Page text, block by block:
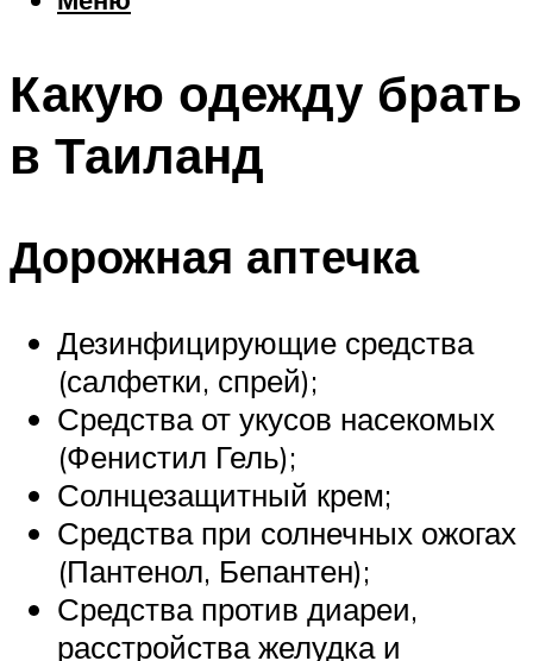
Шоппинг
Что посетить
Какую одежду брать
в Таиланд
Дорожная аптечка
Дезинфицирующие средства
(салфетки, спрей);
Средства от укусов насекомых
(Фенистил Гель);
Солнцезащитный крем;
Средства при солнечных ожогах
(Пантенол, Бепантен);
Средства против диареи,
расстройства желудка и